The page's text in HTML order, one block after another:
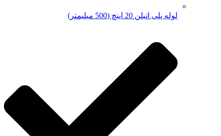
لوله پلی اتیلن 20 اینچ (500 میلیمتر)